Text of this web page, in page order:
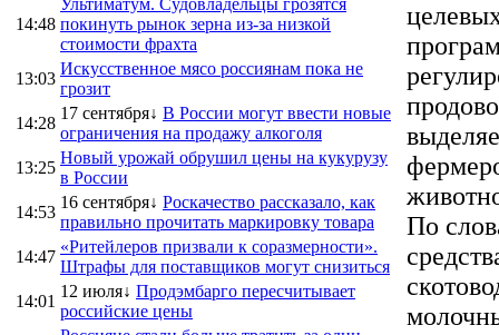
14:48 покинуть рынок зерна из-за низкой
стоимости фрахта
13:03
Искусственное мясо россиянам пока не
грозит
14:28
17 сентября↓ В России могут ввести новые
ограничения на продажу алкоголя
13:25
Новый урожай обрушил цены на кукурузу
в России
14:53
16 сентября↓ Роскачество рассказало, как
правильно прочитать маркировку товара
14:47
«Ритейлеров призвали к соразмерности».
Штрафы для поставщиков могут снизиться
14:01
12 июля↓ Продэмбарго пересчитывает
российские цены
По